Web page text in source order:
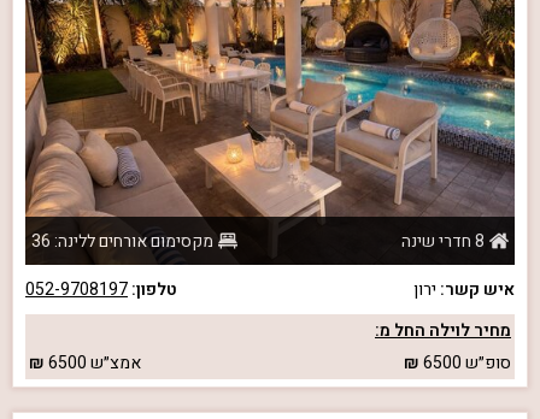
8 חדרי שינה
מקסימום אורחים ללינה: 36
איש קשר: ירון טלפון:052-9708197
מחיר לוילה החל מ:
סופ״ש6500 אמצ״ש6500